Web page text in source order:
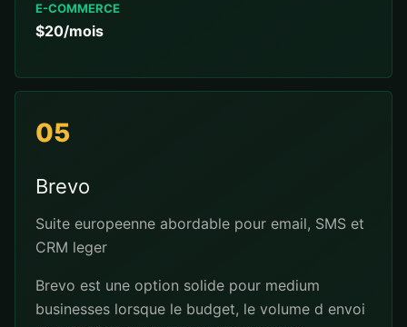
E-COMMERCE
$20/mois
05
Brevo
Suite europeenne abordable pour email, SMS et
CRM leger
Brevo est une option solide pour medium
businesses lorsque le budget, le volume d envoi